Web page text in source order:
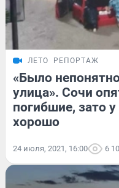
ЛЕТО РЕПОРТАЖ
«Было
улица». Сочи
погибшие, зато
хорошо
24 июля, 2021, 16:00 6